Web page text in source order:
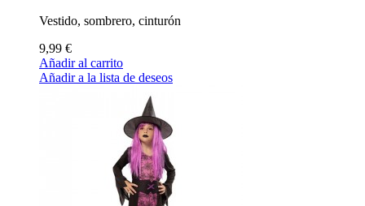
Vestido, sombrero, cinturón
9,99 €
Añadir al carrito
Añadir a la lista de deseos